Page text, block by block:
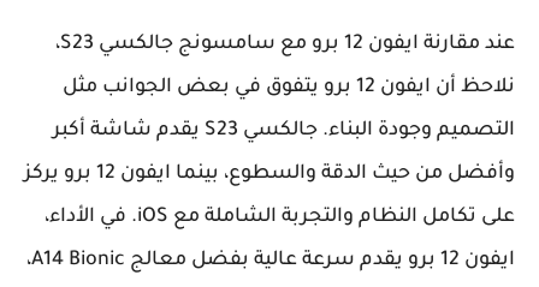
عند مقارنة ايفون 12 برو مع سامسونج جالكسي S23،
نلاحظ أن ايفون 12 برو يتفوق في بعض الجوانب مثل
التصميم وجودة البناء. جالكسي S23 يقدم شاشة أكبر
وأفضل من حيث الدقة والسطوع، بينما ايفون 12 برو يركز
على تكامل النظام والتجربة الشاملة مع iOS. في الأداء،
ايفون 12 برو يقدم سرعة عالية بفضل معالج A14 Bionic،